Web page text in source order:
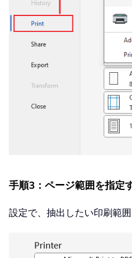
手順3：ページ範囲を指定
設定で、抽出したい印刷範